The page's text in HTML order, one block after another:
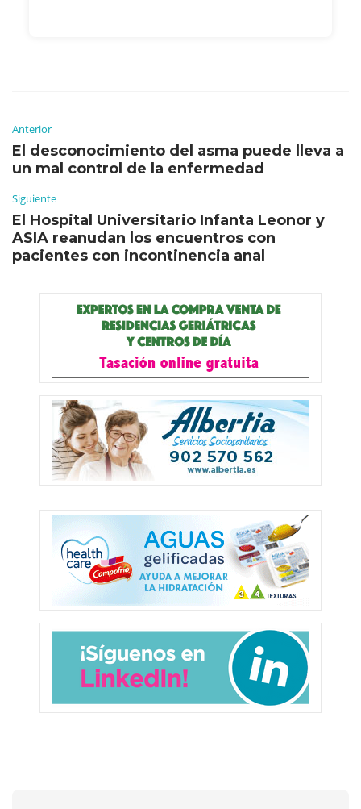
Anterior
El desconocimiento del asma puede lleva a
un mal control de la enfermedad
Siguiente
El Hospital Universitario Infanta Leonor y
ASIA reanudan los encuentros con
pacientes con incontinencia anal